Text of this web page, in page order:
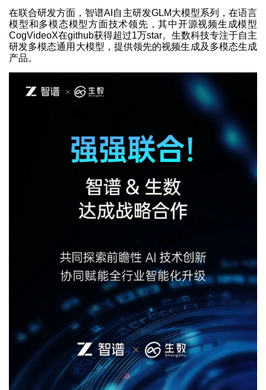
在联合研发方面，智谱AI自主研发GLM大模型系列，在语言
模型和多模态模型方面技术领先，其中开源视频生成模型
CogVideoX在github获得超过1万star。生数科技专注于自主
研发多模态通用大模型，提供领先的视频生成及多模态生成
产品。